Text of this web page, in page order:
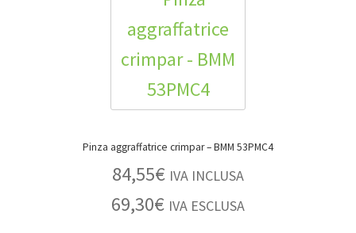
Pinza aggraffatrice crimpar – BMM 53PMC4
84,55€ IVA INCLUSA
69,30€ IVA ESCLUSA